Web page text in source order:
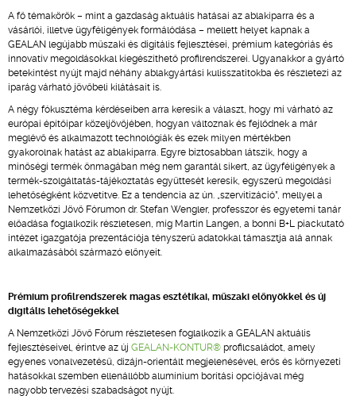
A fő témakörök – mint a gazdaság aktuális hatásai az ablakiparra és a
vásárlói, illetve ügyféligények formálódása – mellett helyet kapnak a
GEALAN legújabb műszaki és digitális fejlesztései, prémium kategóriás és
innovatív megoldásokkal kiegészíthető profilrendszerei. Ugyanakkor a gyártó
betekintést nyújt majd néhány ablakgyártási kulisszatitokba és részletezi az
iparág várható jövőbeli kilátásait is.
A négy fókusztéma kérdéseiben arra keresik a választ, hogy mi várható az
európai építőipar közeljövőjében, hogyan változnak és fejlődnek a már
meglévő és alkalmazott technológiák és ezek milyen mértékben
gyakorolnak hatást az ablakiparra. Egyre biztosabban látszik, hogy a
minőségi termék önmagában még nem garantál sikert, az ügyféligények a
termék-szolgáltatás-tájékoztatás együttesét keresik, egyszerű megoldási
lehetőségként közvetítve. Ez a tendencia az ún. „szervitizáció”, mellyel a
Nemzetközi Jövő Fórumon dr. Stefan Wengler, professzor és egyetemi tanár
előadása foglalkozik részletesen, míg Martin Langen, a bonni B+L piackutató
intézet igazgatója prezentációja tényszerű adatokkal támasztja alá annak
alkalmazásából származó előnyeit.
Prémium profilrendszerek magas esztétikai, műszaki előnyökkel és új
digitális lehetőségekkel
A Nemzetközi Jövő Fórum részletesen foglalkozik a GEALAN aktuális
fejlesztéseivel, érintve az új GEALAN-KONTUR® profilcsaládot, amely
egyenes vonalvezetésű, dizájn-orientált megjelenésével, erős és környezeti
hatásokkal szemben ellenállóbb alumínium borítási opciójával még
nagyobb tervezési szabadságot nyújt.